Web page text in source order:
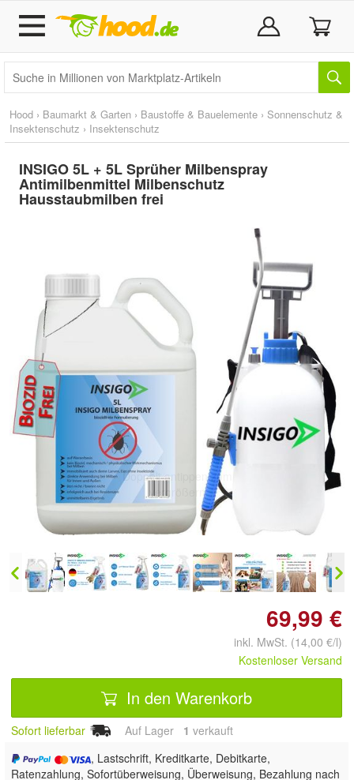
Hood › Baumarkt & Garten › Baustoffe & Bauelemente › Sonnenschutz &
Insektenschutz › Insektenschutz
INSIGO 5L + 5L Sprüher Milbenspray
Antimilbenmittel Milbenschutz
Hausstaubmilben frei
Doppelt antippen zum
vergrößern
69,99 €
inkl. MwSt. (14,00 €/l)
Kostenloser Versand
In den Warenkorb
Sofort lieferbar Auf Lager 1 verkauft
, Lastschrift, Kreditkarte, Debitkarte,
Ratenzahlung, Sofortüberweisung, Überweisung, Bezahlung nach